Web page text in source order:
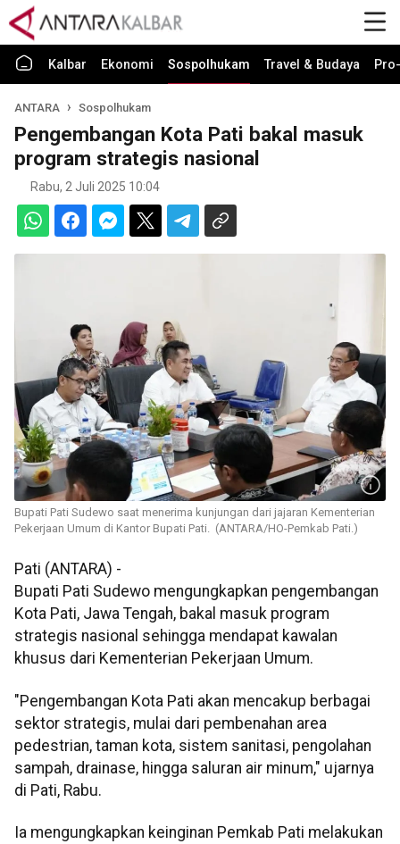
Kalbar Ekonomi Sospolhukam Travel & Budaya
ANTARA Sospolhukam
Pengembangan Kota Pati bakal masuk
program strategis nasional
Rabu, 2 Juli 2025 10:04
Bupati Pati Sudewo saat menerima kunjungan dari jajaran Kementerian
Pekerjaan Umum di Kantor Bupati Pati. (ANTARA/HO-Pemkab Pati.)
Pati (ANTARA) -
Bupati Pati Sudewo mengungkapkan pengembangan
Kota Pati, Jawa Tengah, bakal masuk program
strategis nasional sehingga mendapat kawalan
khusus dari Kementerian Pekerjaan Umum.
"Pengembangan Kota Pati akan mencakup berbagai
sektor strategis, mulai dari pembenahan area
pedestrian, taman kota, sistem sanitasi, pengolahan
sampah, drainase, hingga saluran air minum," ujarnya
di Pati, Rabu.
Ia mengungkapkan keinginan Pemkab Pati melakukan